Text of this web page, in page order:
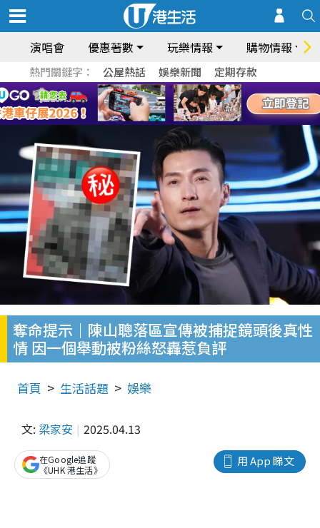
演唱會 優惠著數 玩樂情報 購物情報
熱門關鍵字： 公屋熱話 娛樂新聞 定期存款
奪命提示｜陳山聰落區宣傳被捕捉鏡頭後真性
情 因一個舉動被粉絲怒轟惹負評
首頁 生活話題 娛樂
文: 梁家安 2025.04.13
用 App 睇文
在Google追蹤
《UHK 港生活》